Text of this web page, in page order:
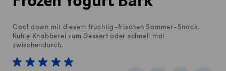
Cool down mit diesem fruchtig-frischen Sommer-Snack.
Kühle Knabberei zum Dessert oder schnell mal
zwischendurch.
1 von 5 Sterne
2 von 5 Sterne
3 von 5 Sterne
4 von 5 Sterne
5 von 5 Sterne